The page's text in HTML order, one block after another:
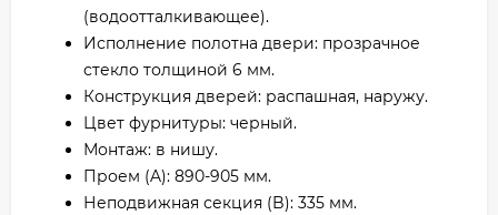
(водоотталкивающее).
Исполнение полотна двери: прозрачное
стекло толщиной 6 мм.
Конструкция дверей: распашная, наружу.
Цвет фурнитуры: черный.
Монтаж: в нишу.
Проем (A): 890-905 мм.
Неподвижная секция (B): 335 мм.